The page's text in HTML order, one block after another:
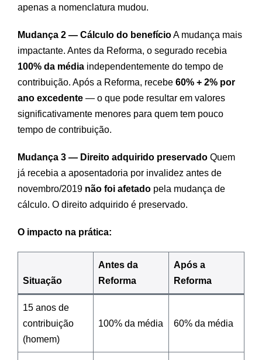
apenas a nomenclatura mudou.
Mudança 2 — Cálculo do benefícioA mudança mais
impactante. Antes da Reforma, o segurado recebia
100% da média independentemente do tempo de
contribuição. Após a Reforma, recebe 60% + 2% por
ano excedente — o que pode resultar em valores
significativamente menores para quem tem pouco
tempo de contribuição.
Mudança 3 — Direito adquirido preservado Quem
já recebia a aposentadoria por invalidez antes de
novembro/2019 não foi afetado pela mudança de
cálculo. O direito adquirido é preservado.
O impacto na prática:
Situação
Antes da
Reforma
Após a
Reforma
15 anos de
contribuição
(homem)
100% da média 60% da média